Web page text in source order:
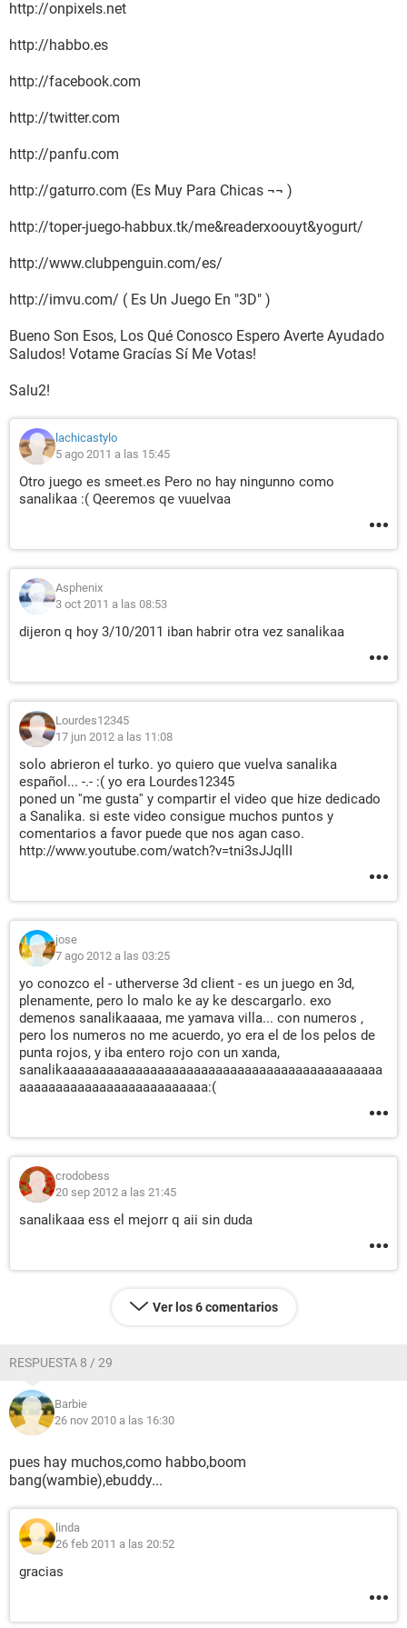
http://onpixels.net
http://habbo.es
http://facebook.com
http://twitter.com
http://panfu.com
http://gaturro.com (Es Muy Para Chicas ¬¬ )
http://toper-juego-habbux.tk/me&readerxoouyt&yogurt/
http://www.clubpenguin.com/es/
http://imvu.com/ ( Es Un Juego En "3D" )
Bueno Son Esos, Los Qué Conosco Espero Averte Ayudado
Saludos! Votame Gracías Sí Me Votas!
Salu2!
lachicastylo
5 ago 2011 a las 15:45
Otro juego es smeet.es Pero no hay ningunno como
sanalikaa :( Qeeremos qe vuuelvaa
Asphenix
3 oct 2011 a las 08:53
dijeron q hoy 3/10/2011 iban habrir otra vez sanalikaa
Lourdes12345
17 jun 2012 a las 11:08
solo abrieron el turko. yo quiero que vuelva sanalika
español... -.- :( yo era Lourdes12345
poned un ''me gusta'' y compartir el video que hize dedicado
a Sanalika. si este video consigue muchos puntos y
comentarios a favor puede que nos agan caso.
http://www.youtube.com/watch?v=tni3sJJqllI
jose
7 ago 2012 a las 03:25
yo conozco el - utherverse 3d client - es un juego en 3d,
plenamente, pero lo malo ke ay ke descargarlo. exo
demenos sanalikaaaaa, me yamava villa... con numeros ,
pero los numeros no me acuerdo, yo era el de los pelos de
punta rojos, y iba entero rojo con un xanda,
sanalikaaaaaaaaaaaaaaaaaaaaaaaaaaaaaaaaaaaaaaaaaaaa
aaaaaaaaaaaaaaaaaaaaaaaaaa:(
crodobess
20 sep 2012 a las 21:45
sanalikaaa ess el mejorr q aii sin duda
Ver los 6 comentarios
RESPUESTA 8 / 29
Barbie
26 nov 2010 a las 16:30
pues hay muchos,como habbo,boom
bang(wambie),ebuddy...
linda
26 feb 2011 a las 20:52
gracias